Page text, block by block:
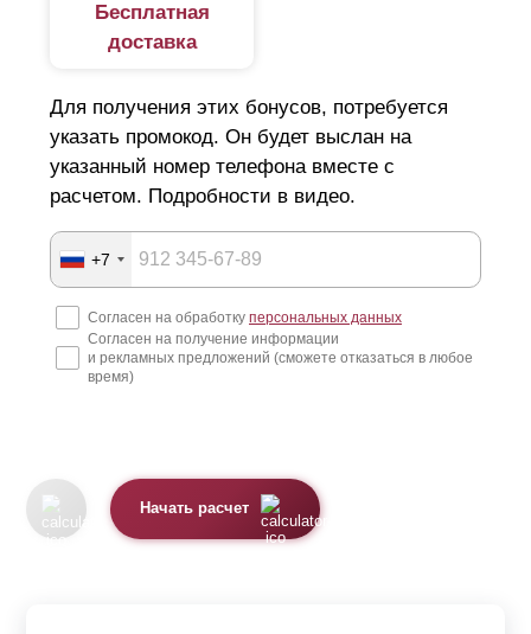
Бесплатная
доставка
Для получения этих бонусов, потребуется
указать промокод. Он будет выслан на
указанный номер телефона вместе с
расчетом. Подробности в видео.
+7
Согласен на обработку персональных данных
Согласен на получение информации
и рекламных предложений (сможете отказаться в любое
время)
Начать расчет